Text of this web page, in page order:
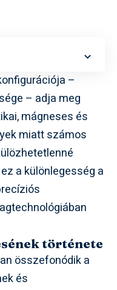
–
– adja meg
mágneses és
miatt számos
a különlegesség a
története
összefonódik a
és